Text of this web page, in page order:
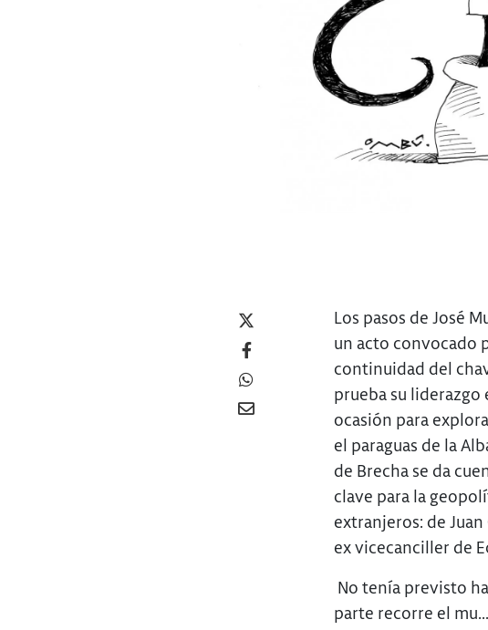
Los pasos de José
un acto convocado
continuidad del
prueba su
ocasión para
el paraguas de la
de Brecha se da
clave para la
extranjeros: de
ex vicecanciller de
No tenía previsto
parte recorre el mu...